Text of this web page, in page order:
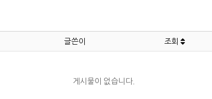
글쓴이 조회
게시물이 없습니다.